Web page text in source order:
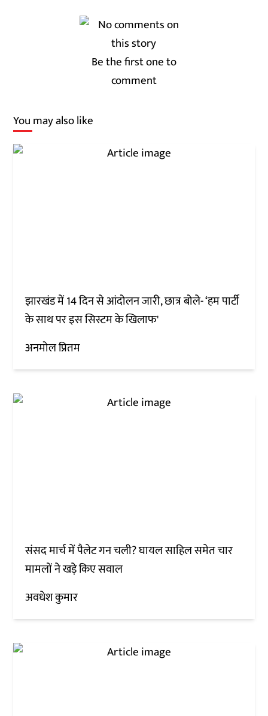
Be the first one to
comment
You may also like
झारखंड में 14 दिन से आंदोलन जारी, छात्र बोले- ‘हम पार्टी
के साथ पर इस सिस्टम के खिलाफ'
अनमोल प्रितम
संसद मार्च में पैलेट गन चली? घायल साहिल समेत चार
मामलों ने खड़े किए सवाल
अवधेश कुमार